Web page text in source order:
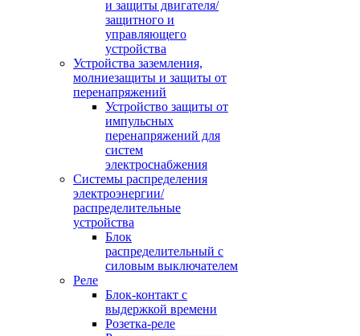
и защиты двигателя/
защитного и
управляющего
устройства
Устройства заземления,
молниезащиты и защиты от
перенапряжений
Устройство защиты от
импульсных
перенапряжений для
систем
электроснабжения
Системы распределения
электроэнергии/
распределительные
устройства
Блок
распределительный с
силовым выключателем
Реле
Блок-контакт с
выдержкой времени
Розетка-реле